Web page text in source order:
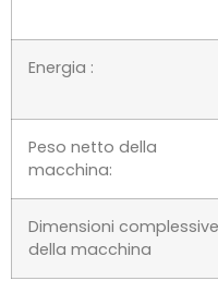
Energia :
Peso netto della
macchina:
Dimensioni complessive
della macchina